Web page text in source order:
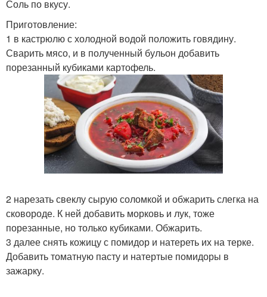
Соль по вкусу.
Приготовление:
1 в кастрюлю с холодной водой положить говядину.
Сварить мясо, и в полученный бульон добавить
порезанный кубиками картофель.
2 нарезать свеклу сырую соломкой и обжарить слегка на
сковороде. К ней добавить морковь и лук, тоже
порезанные, но только кубиками. Обжарить.
3 далее снять кожицу с помидор и натереть их на терке.
Добавить томатную пасту и натертые помидоры в
зажарку.